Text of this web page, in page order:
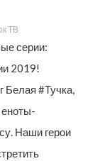
ТВ
серии:
2019!
Белая #Тучка,
Наши герои